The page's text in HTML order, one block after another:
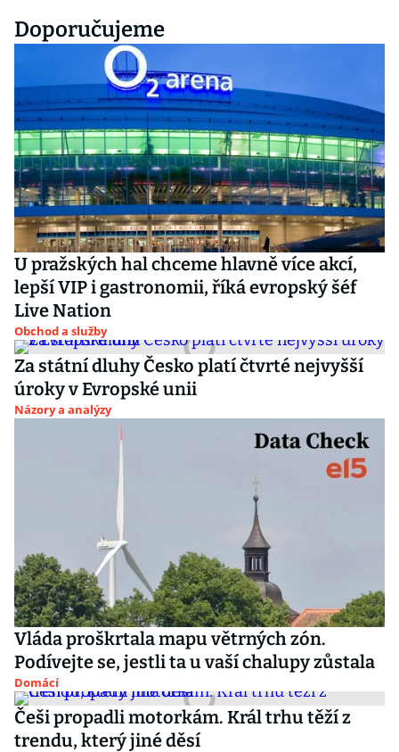
Doporučujeme
U pražských hal chceme hlavně více akcí,
lepší VIP i gastronomii, říká evropský šéf
Live Nation
Obchod a služby
Za státní dluhy Česko platí čtvrté nejvyšší
úroky v Evropské unii
Názory a analýzy
Vláda proškrtala mapu větrných zón.
Podívejte se, jestli ta u vaší chalupy zůstala
Domácí
Češi propadli motorkám. Král trhu těží z
trendu, který jiné děsí